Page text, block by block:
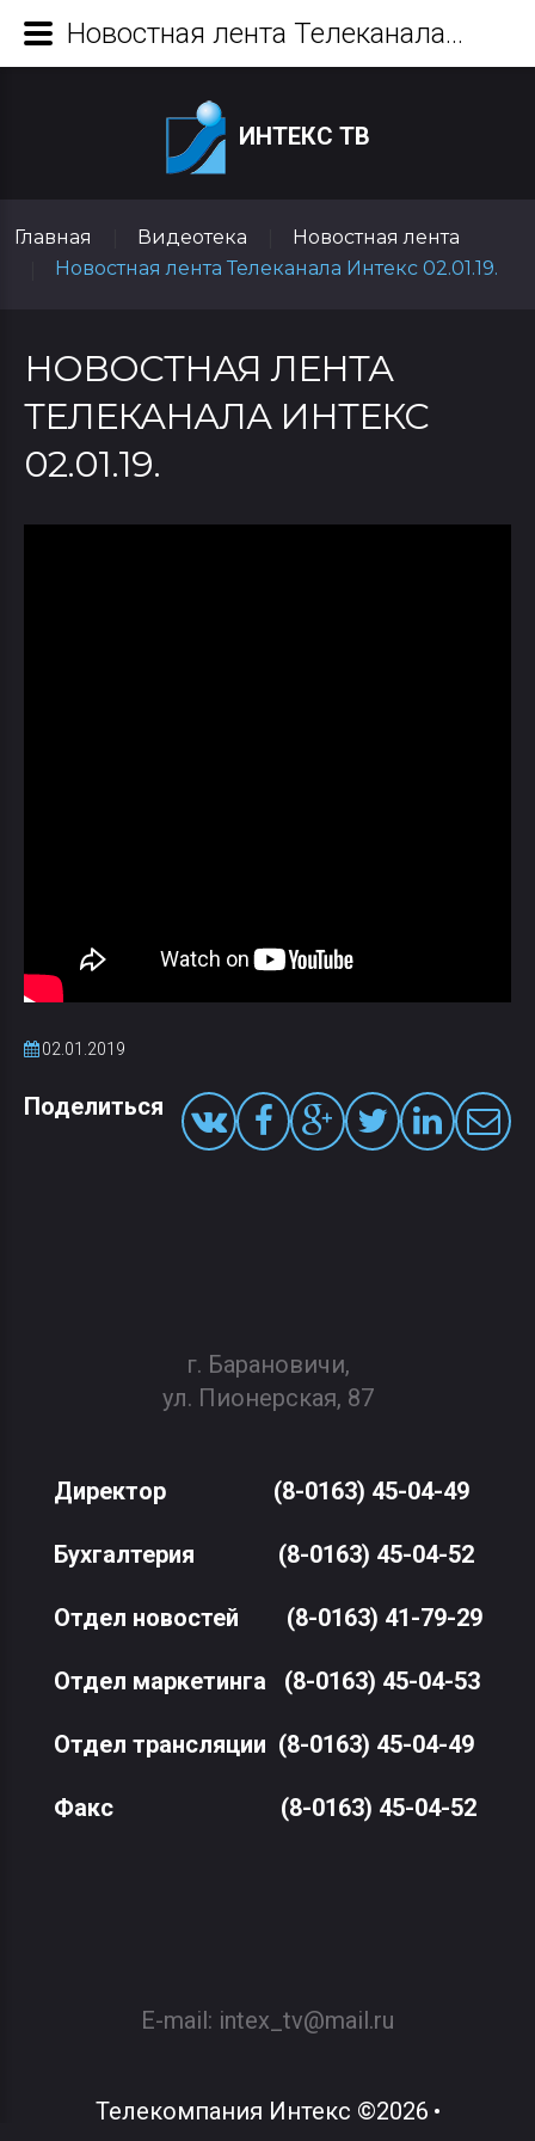
ИНТЕКС ТВ
Главная Видеотека
Новостная лента
Новостная лента Телеканала Интекс 02.01.19.
НОВОСТНАЯ ЛЕНТА
ТЕЛЕКАНАЛА ИНТЕКС
02.01.19.
02.01.2019
Поделиться
г. Барановичи,
ул. Пионерская, 87
Директор (8-0163) 45-04-49
Бухгалтерия (8-0163) 45-04-52
Отдел новостей (8-0163) 41-79-29
Отдел маркетинга (8-0163) 45-04-53
Отдел трансляции (8-0163) 45-04-49
Факс(8-0163) 45-04-52
E-mail: intex_tv@mail.ru
Телекомпания Интекс ©2026
Новостная лента Телеканала Интекс 02.01.19.